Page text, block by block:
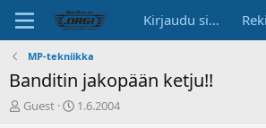
Kirjaudu sisään
MP-tekniikka
Banditin jakopään ketju!!
K
Guest
A1.6.2004